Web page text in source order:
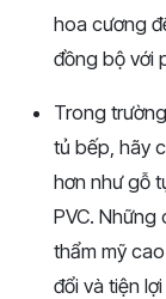
hoa cương
đồng bộ với
Trong trường
tủ bếp, hãy
hơn nhưgỗ
PVC. Những
thẩm mỹ cao
đổi và tiện lợi